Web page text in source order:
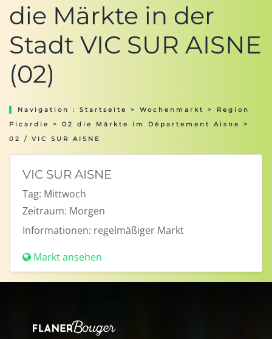
die Märkte in der
Stadt VIC SUR AISNE
(02)
Navigation : Startseite > Wochenmarkt > Region
Picardie
> 02 die Märkte im Département Aisne
>
02 / VIC SUR AISNE
VIC SUR AISNE
Tag: Mittwoch
Zeitraum: Morgen
Informationen: regelmäßiger Markt
Markt ansehen